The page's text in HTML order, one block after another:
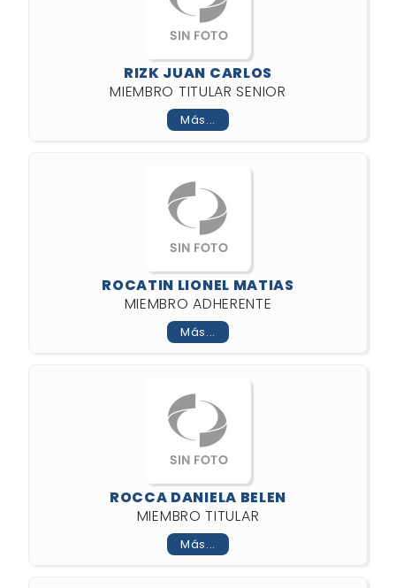
RIZK JUAN CARLOS
MIEMBRO TITULAR SENIOR
Más...
ROCATIN LIONEL MATIAS
MIEMBRO ADHERENTE
Más...
ROCCA DANIELA BELEN
MIEMBRO TITULAR
Más...